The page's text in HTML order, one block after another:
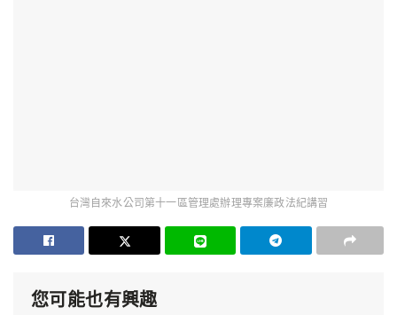
台灣自來水公司第十一區管理處辦理專案廉政法紀講習
您可能也有興趣